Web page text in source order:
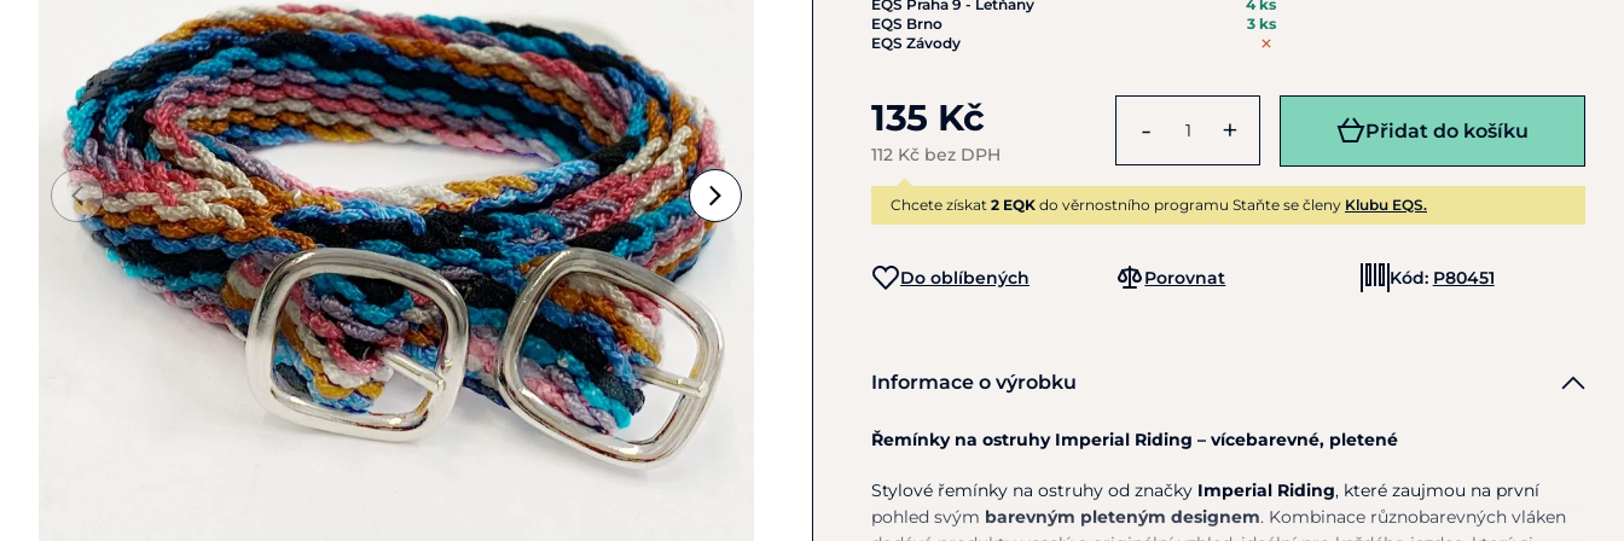
EQS Praha 9 - Letňany
4 ks
EQS Brno
3 ks
EQS Závody
135 Kč
112 Kč bez DPH
- + Přidat do košíku
Chcete získat 2 EQK do věrnostního programu Staňte se členy Klubu EQS.
Do oblíbených Porovnat Kód: P80451
Informace o výrobku
Řemínky na ostruhy Imperial Riding – vícebarevné, pletené
Stylové řemínky na ostruhy od značky Imperial Riding, které zaujmou na první
pohled svým barevným pleteným designem. Kombinace různobarevných vláken